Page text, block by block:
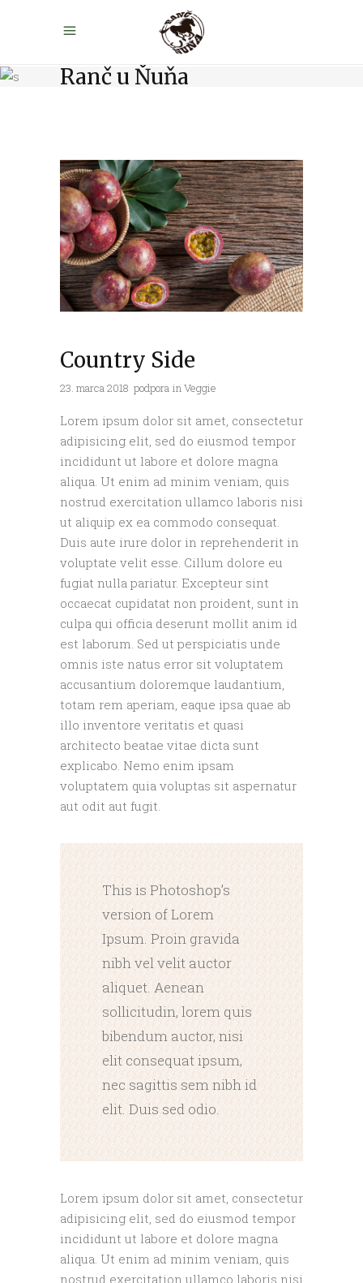
Ranč u Ňuňa
Country Side
23. marca 2018 podpora inVeggie
Lorem ipsum dolor sit amet, consectetur
adipisicing elit, sed do eiusmod tempor
incididunt ut labore et dolore magna
aliqua. Ut enim ad minim veniam, quis
nostrud exercitation ullamco laboris nisi
ut aliquip ex ea commodo consequat.
Duis aute irure dolor in reprehenderit in
voluptate velit esse. Cillum dolore eu
fugiat nulla pariatur. Excepteur sint
occaecat cupidatat non proident, sunt in
culpa qui officia deserunt mollit anim id
est laborum. Sed ut perspiciatis unde
omnis iste natus error sit voluptatem
accusantium doloremque laudantium,
totam rem aperiam, eaque ipsa quae ab
illo inventore veritatis et quasi
architecto beatae vitae dicta sunt
explicabo. Nemo enim ipsam
voluptatem quia voluptas sit aspernatur
aut odit aut fugit.
This is Photoshop’s
version of Lorem
Ipsum. Proin gravida
nibh vel velit auctor
aliquet. Aenean
sollicitudin, lorem quis
bibendum auctor, nisi
elit consequat ipsum,
nec sagittis sem nibh id
elit. Duis sed odio.
Lorem ipsum dolor sit amet, consectetur
adipisicing elit, sed do eiusmod tempor
incididunt ut labore et dolore magna
aliqua. Ut enim ad minim veniam, quis
nostrud exercitation ullamco laboris nisi